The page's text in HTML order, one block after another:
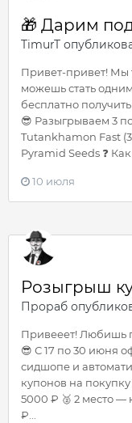
🎁 Дарим
TimurT
Привет-привет! Мы
можешь стать
бесплатно
😎 Разыгрываем 3
Tutankhamon Fast
Pyramid Seeds ❓ Как
10 июля
Розыгрыш
Прораб
Привееет! Любишь
😎 С 17 по 30 июня
сидшопе и
купонов на
5000 ₽ 🥈 2 место —
₽...